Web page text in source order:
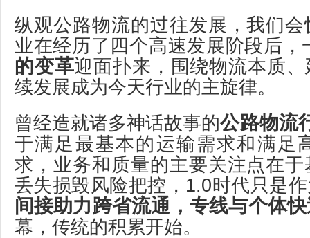
纵观公路物流的过往发展，我们
业在经历了四个高速发展阶段后，
的变革迎面扑来，围绕物流本质
续发展成为今天行业的主旋律。
曾经造就诸多神话故事的公路物流
于满足最基本的运输需求和满足
求，业务和质量的主要关注点在
丢失损毁风险把控，1.0时代只是
间接助力跨省流通，专线与个体
幕，传统的积累开始。